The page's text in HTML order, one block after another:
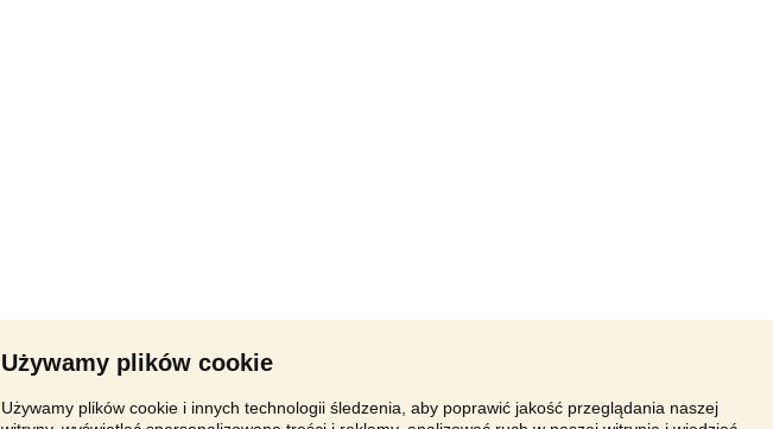
Używamy plików cookie
Używamy plików cookie i innych technologii śledzenia, aby poprawić jakość przeglądania naszej